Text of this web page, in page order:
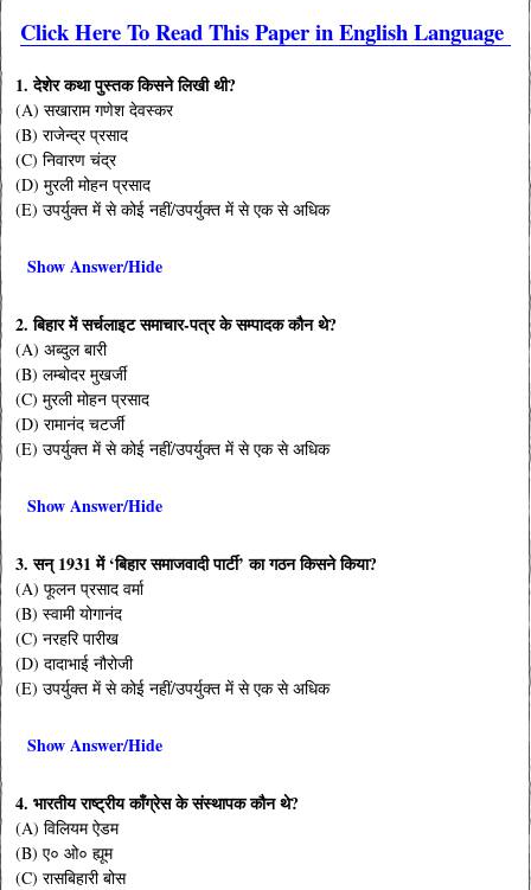
Click Here To Read This Paper in English Language
1. देशेर कथा पुस्तक किसने लिखी थी?
(A) सखाराम गणेश देवस्कर
(B) राजेन्द्र प्रसाद
(C) निवारण चंद्र
(D) मुरली मोहन प्रसाद
(E) उपर्युक्त में से कोई नहीं/उपर्युक्त में से एक से अधिक
Show Answer/Hide
2. बिहार में सर्चलाइट समाचार-पत्र के सम्पादक कौन थे?
(A) अब्दुल बारी
(B) लम्बोदर मुखर्जी
(C) मुरली मोहन प्रसाद
(D) रामानंद चटर्जी
(E) उपर्युक्त में से कोई नहीं/उपर्युक्त में से एक से अधिक
Show Answer/Hide
3. सन् 1931 में ‘बिहार समाजवादी पार्टी’ का गठन किसने किया?
(A) फूलन प्रसाद वर्मा
(B) स्वामी योगानंद
(C) नरहरि पारीख
(D) दादाभाई नौरोजी
(E) उपर्युक्त में से कोई नहीं/उपर्युक्त में से एक से अधिक
Show Answer/Hide
4. भारतीय राष्ट्रीय काँग्रेस के संस्थापक कौन थे?
(A) विलियम ऐडम
(B) ए० ओ० ह्यूम
(C) रासबिहारी बोस